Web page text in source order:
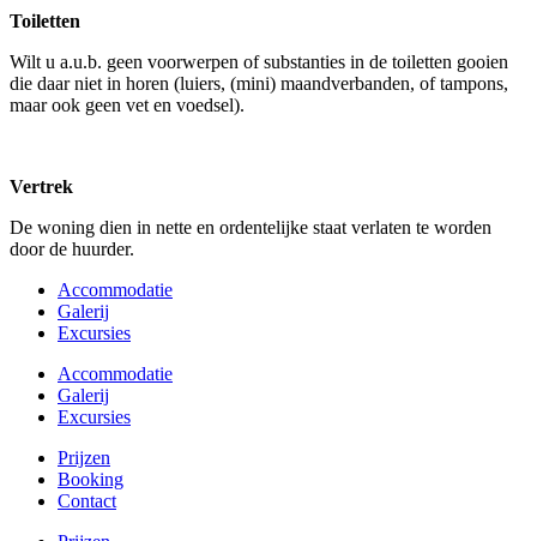
Toiletten
Wilt u a.u.b. geen voorwerpen of substanties in de toiletten gooien
die daar niet in horen (luiers, (mini) maandverbanden, of tampons,
maar ook geen vet en voedsel).
Vertrek
De woning dien in nette en ordentelijke staat verlaten te worden
door de huurder.
Accommodatie
Galerij
Excursies
Accommodatie
Galerij
Excursies
Prijzen
Booking
Contact